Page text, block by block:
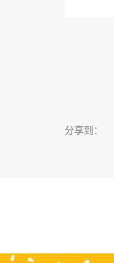
分享到：